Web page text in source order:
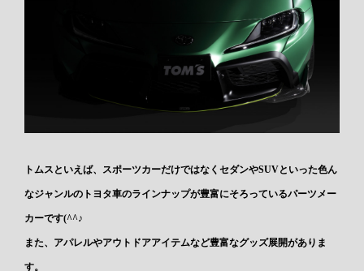
トムスといえば、スポーツカーだけではなくセダンやSUVといった色ん
なジャンルのトヨタ車のラインナップが豊富にそろっているパーツメー
カーです(^^♪
また、アパレルやアウトドアアイテムなど豊富なグッズ展開がありま
す。